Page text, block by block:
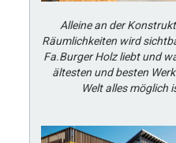
Alleine an der
Räumlichkeiten wird
Fa.Burger Holz liebt und
ältesten und besten
Welt alles möglich